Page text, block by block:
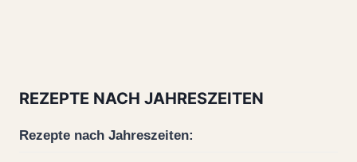
REZEPTE NACH JAHRESZEITEN
Rezepte nach Jahreszeiten: